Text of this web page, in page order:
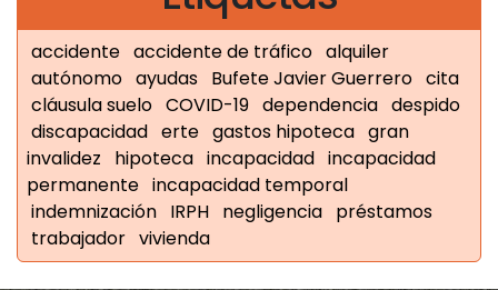
accidente accidente de tráfico alquiler
autónomo ayudas Bufete Javier Guerrero cita
cláusula suelo COVID-19 dependencia despido
discapacidad erte gastos hipoteca gran
invalidez
hipoteca incapacidad incapacidad
permanente incapacidad temporal
indemnización IRPH negligencia préstamos
trabajador vivienda